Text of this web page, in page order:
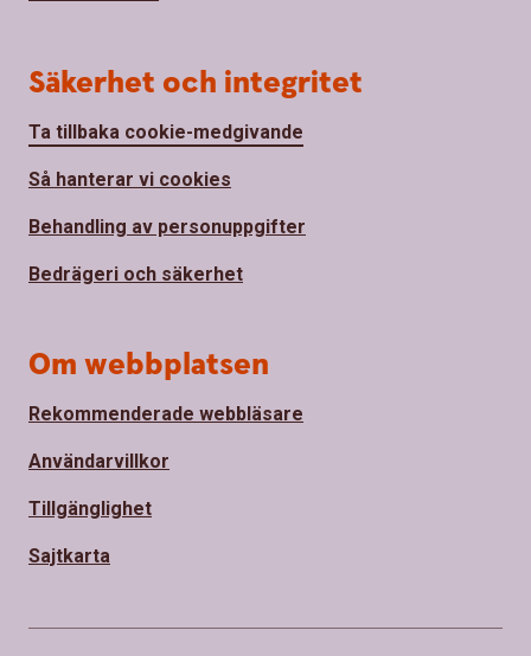
Säkerhet och integritet
Ta tillbaka cookie-medgivande
Så hanterar vi cookies
Behandling av personuppgifter
Bedrägeri och säkerhet
Om webbplatsen
Rekommenderade webbläsare
Användarvillkor
Tillgänglighet
Sajtkarta